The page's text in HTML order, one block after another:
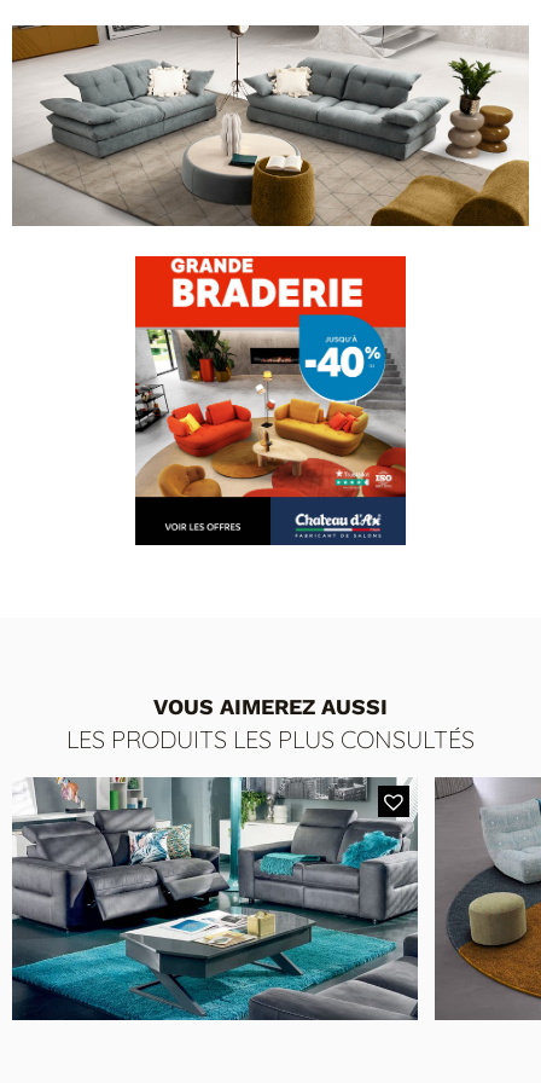
PERSONNALISER VOTRE CANAPÉ
Cliquez sur un élément du canapé dans la
VOUS AIMEREZ AUSSI
LES PRODUITS LES PLUS CONSULTÉS